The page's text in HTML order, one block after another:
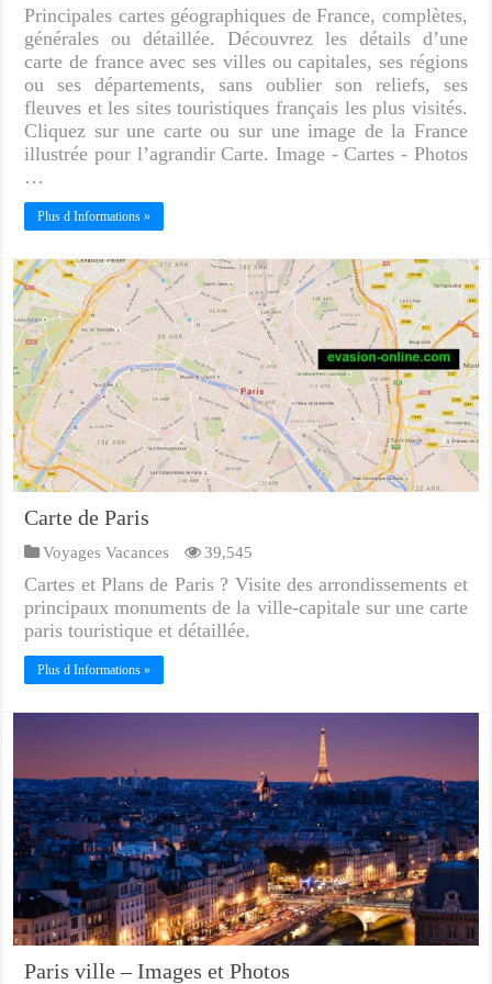
Principales cartes géographiques de France, complètes,
générales ou détaillée. Découvrez les détails d’une
carte de france avec ses villes ou capitales, ses régions
ou ses départements, sans oublier son reliefs, ses
fleuves et les sites touristiques français les plus visités.
Cliquez sur une carte ou sur une image de la France
illustrée pour l’agrandir Carte. Image - Cartes - Photos
…
Plus d Informations »
Carte de Paris
Voyages Vacances 39,545
Cartes et Plans de Paris ? Visite des arrondissements et
principaux monuments de la ville-capitale sur une carte
paris touristique et détaillée.
Plus d Informations »
Paris ville – Images et Photos